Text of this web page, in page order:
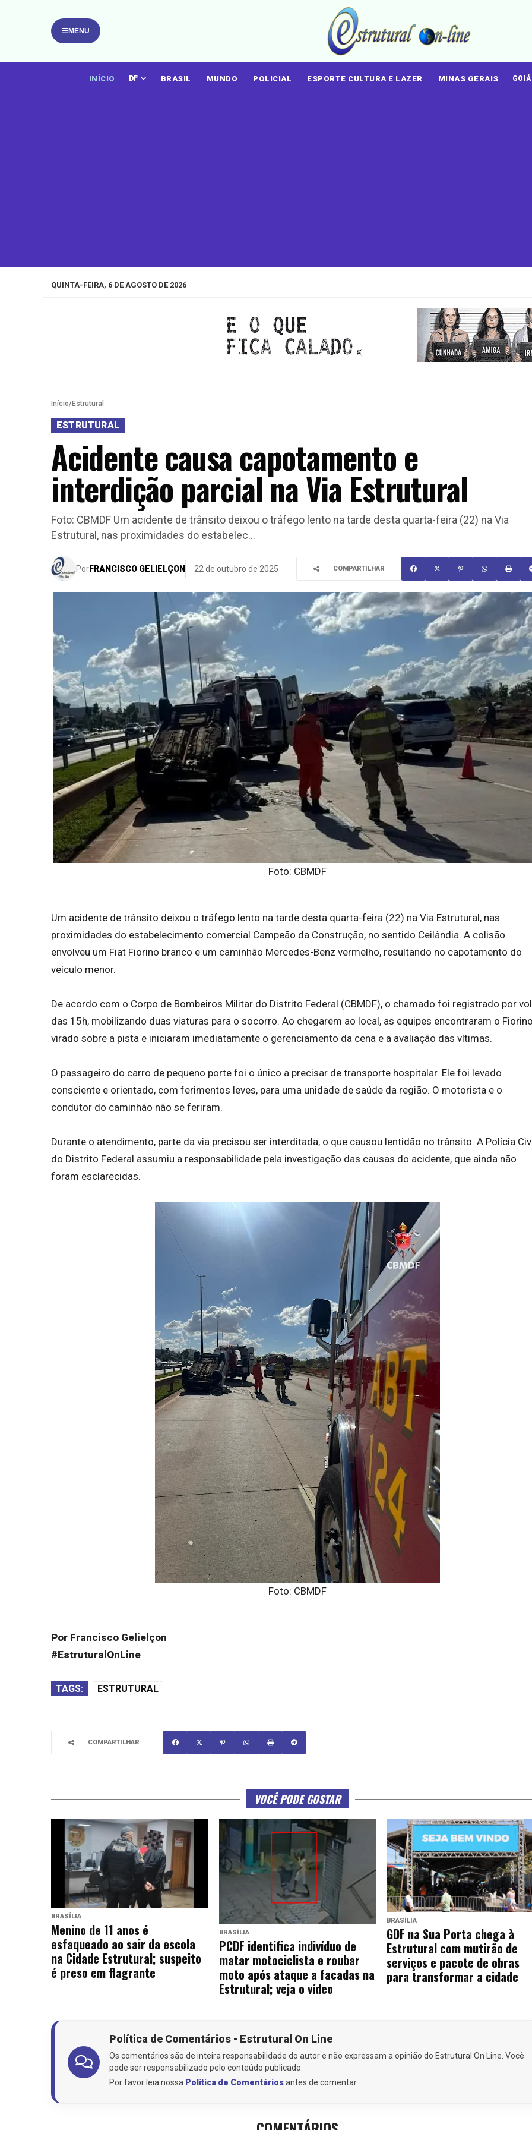
MENU
INÍCIO DF BRASIL MUNDO POLICIAL ESPORTE CULTURA E LAZER MINAS GERAIS
QUINTA-FEIRA, 6 DE AGOSTO DE 2026
Início/Estrutural
ESTRUTURAL
Acidente causa capotamento e
interdição parcial na Via Estrutural
Foto: CBMDF Um acidente de trânsito deixou o tráfego lento na tarde desta quarta-feira (22) na Via
Estrutural, nas proximidades do estabelec...
PorFRANCISCO GELIELÇON 22 de outubro de 2025 COMPARTILHAR
Foto: CBMDF
Um acidente de trânsito deixou o tráfego lento na tarde desta quarta-feira (22) na Via Estrutural, nas
proximidades do estabelecimento comercial Campeão da Construção, no sentido Ceilândia. A colisão
envolveu um Fiat Fiorino branco e um caminhão Mercedes-Benz vermelho, resultando no capotamento do
veículo menor.
De acordo com o Corpo de Bombeiros Militar do Distrito Federal (CBMDF), o chamado foi registrado por
das 15h, mobilizando duas viaturas para o socorro. Ao chegarem ao local, as equipes encontraram o
virado sobre a pista e iniciaram imediatamente o gerenciamento da cena e a avaliação das vítimas.
O passageiro do carro de pequeno porte foi o único a precisar de transporte hospitalar. Ele foi levado
consciente e orientado, com ferimentos leves, para uma unidade de saúde da região. O motorista e o
condutor do caminhão não se feriram.
Durante o atendimento, parte da via precisou ser interditada, o que causou lentidão no trânsito. A Polícia
do Distrito Federal assumiu a responsabilidade pela investigação das causas do acidente, que ainda não
foram esclarecidas.
Foto: CBMDF
Por Francisco Gelielçon
#EstruturalOnLine
TAGS: ESTRUTURAL
COMPARTILHAR
VOCÊ PODE GOSTAR
BRASÍLIA
Menino de 11 anos é
esfaqueado ao sair da escola
na Cidade Estrutural; suspeito
é preso em flagrante
BRASÍLIA
PCDF identifica indivíduo de
matar motociclista e roubar
moto após ataque a facadas na
Estrutural; veja o vídeo
BRASÍLIA
GDF na Sua Porta chega à
Estrutural com mutirão de
serviços e pacote de obras
para transformar a cidade
Política de Comentários - Estrutural On Line
Os comentários são de inteira responsabilidade do autor e não expressam a opinião do Estrutural On Line. Você
pode ser responsabilizado pelo conteúdo publicado.
Por favor leia nossa Política de Comentáriosantes de comentar.